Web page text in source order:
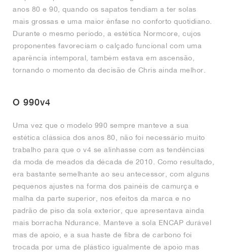
anos 80 e 90, quando os sapatos tendiam a ter solas
mais grossas e uma maior ênfase no conforto quotidiano.
Durante o mesmo período, a estética Normcore, cujos
proponentes favoreciam o calçado funcional com uma
aparência intemporal, também estava em ascensão,
tornando o momento da decisão de Chris ainda melhor.
O 990v4
Uma vez que o modelo 990 sempre manteve a sua
estética clássica dos anos 80, não foi necessário muito
trabalho para que o v4 se alinhasse com as tendências
da moda de meados da década de 2010. Como resultado,
era bastante semelhante ao seu antecessor, com alguns
pequenos ajustes na forma dos painéis de camurça e
malha da parte superior, nos efeitos da marca e no
padrão de piso da sola exterior, que apresentava ainda
mais borracha Ndurance. Manteve a sola ENCAP durável
mas de apoio, e a sua haste de fibra de carbono foi
trocada por uma de plástico igualmente de apoio mas